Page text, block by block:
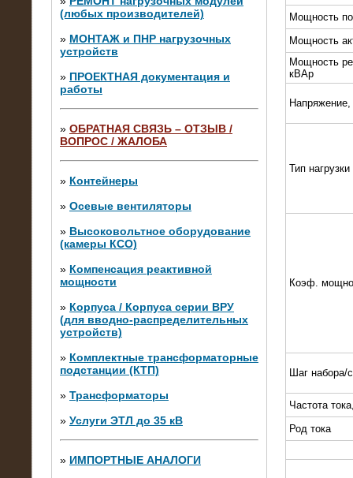
(любых производителей)
» МОНТАЖ и ПНР нагрузочных
устройств
» ПРОЕКТНАЯ документация и
работы
» ОБРАТНАЯ СВЯЗЬ – ОТЗЫВ /
ВОПРОС / ЖАЛОБА
» Контейнеры
» Осевые вентиляторы
» Высоковольтное оборудование
(камеры КСО)
» Компенсация реактивной
мощности
» Корпуса / Корпуса серии ВРУ
(для вводно-распределительных
устройств)
» Комплектные трансформаторные
подстанции (КТП)
» Трансформаторы
» Услуги ЭТЛ до 35 кВ
» ИМПОРТНЫЕ АНАЛОГИ
10.04.2015
Аренда нагрузочного модуля 4 МВт,
10 кВ
28.02.2015
Нагрузочные модули 700 кВт (4
штуки)
Мощность
Мощность
Мощность
кВАр
Тип нагрузки
Коэф.
Шаг набора/
Частота
Род тока